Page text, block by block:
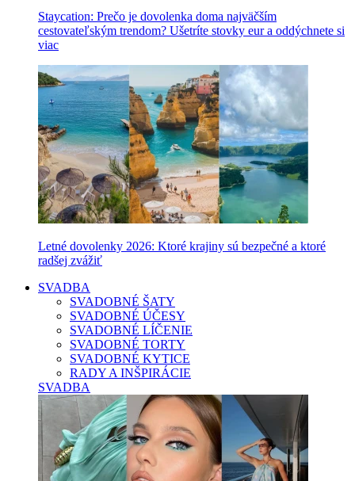
Staycation: Prečo je dovolenka doma najväčším
cestovateľským trendom? Ušetríte stovky eur a oddýchnete si
viac
Letné dovolenky 2026: Ktoré krajiny sú bezpečné a ktoré
radšej zvážiť
SVADBA
SVADOBNÉ ŠATY
SVADOBNÉ ÚČESY
SVADOBNÉ LÍČENIE
SVADOBNÉ TORTY
SVADOBNÉ KYTICE
RADY A INŠPIRÁCIE
SVADBA